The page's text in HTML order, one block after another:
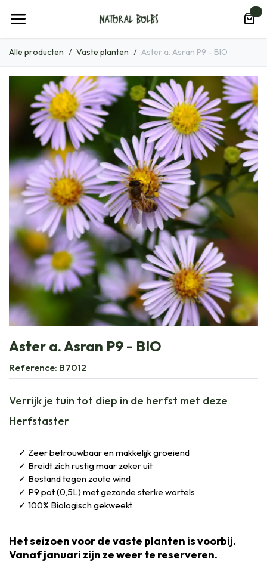
Alle producten Vaste planten Aster a. Asran P9 - BIO
Aster a. Asran P9 - BIO
Reference: B7012
Verrijk je tuin tot diep in de herfst met deze
Herfstaster
Zeer betrouwbaar en makkelijk groeiend
Breidt zich rustig maar zeker uit
Bestand tegen zoute wind
P9 pot (0,5L) met gezonde sterke wortels
100% Biologisch gekweekt
Het seizoen voor de vaste planten is voorbij.
Vanaf januari zijn ze weer te reserveren.